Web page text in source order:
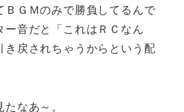
ＢＧＭのみで勝負してるんで
ー音だと「これはＲＣなん
き戻されちゃうからという配
なあ～。